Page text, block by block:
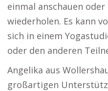
einmal anschauen
wiederholen. Es kann
sich in einem
oder den anderen
Angelika aus
großartigen